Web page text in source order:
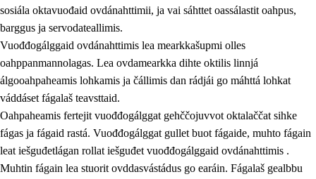
2.1 Sosiála oahppan ja ovdáneapmi
2.2 Gealbu fágain
2.3 Vuođđogálggat
2.4 Oahppat oahppat
Fágaidrasttideaddji fáttát
sosiála oktavuođaid ovdánahttimii, ja vai sáhttet oassálastit oahpus,
barggus ja servodateallimis.
Vuođđogálggaid ovdánahttimis lea mearkkašupmi olles
oahppanmannolagas. Lea ovdamearkka dihte oktilis linnjá
álgooahpaheamis lohkamis ja čállimis dan rádjái go máhttá lohkat
váddáset fágalaš teavsttaid.
Oahpaheamis fertejit vuođđogálggat gehččojuvvot oktalaččat sihke
fágas ja fágaid rastá. Vuođđogálggat gullet buot fágaide, muhto fágain
leat iešguđetlágan rollat iešguđet vuođđogálggaid ovdánahttimis .
Muhtin fágain lea stuorit ovddasvástádus go earáin. Fágalaš gealbbu